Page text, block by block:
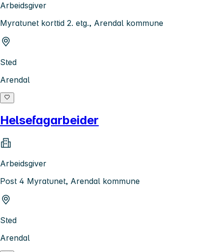
Arbeidsgiver
Myratunet korttid 2. etg., Arendal kommune
Sted
Arendal
Helsefagarbeider
Arbeidsgiver
Post 4 Myratunet, Arendal kommune
Sted
Arendal